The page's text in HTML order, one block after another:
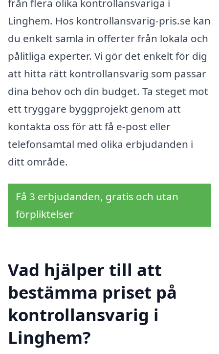
Linghem. Hos kontrollansvarig-pris.se kan
du enkelt samla in offerter från lokala och
pålitliga experter. Vi gör det enkelt för dig
att hitta rätt kontrollansvarig som passar
dina behov och din budget. Ta steget mot
ett tryggare byggprojekt genom att
kontakta oss för att få e-post eller
telefonsamtal med olika erbjudanden i
ditt område.
Få 3 erbjudanden, gratis och utan
förpliktelser
Vad hjälper till att
bestämma priset på
kontrollansvarig i
Linghem?